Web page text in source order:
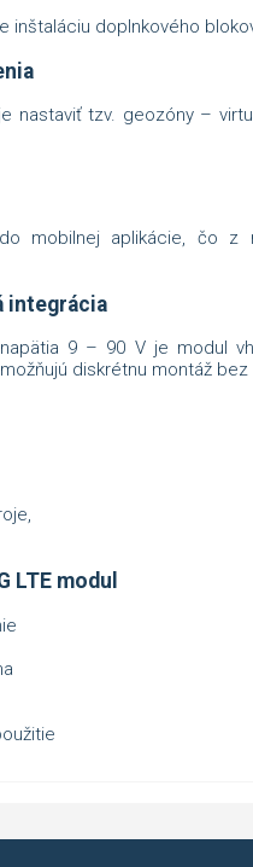
inštaláciu doplnkového
nastaviť tzv. geozóny –
mobilnej aplikácie, čo
integrácia
9 – 90 V je modul
diskrétnu montáž
LTE modul